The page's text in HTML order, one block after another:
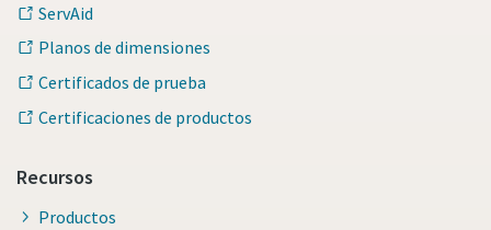
ServAid
Planos de dimensiones
Certificados de prueba
Certificaciones de productos
Recursos
Productos